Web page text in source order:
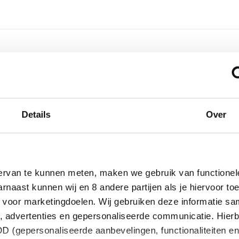
Details Over
te kunnen meten, maken we gebruik van
kunnen wij en 8 andere partijen als je hiervoor
marketingdoelen. Wij gebruiken deze informatie
en gepersonaliseerde communicatie.
(gepersonaliseerde aanbevelingen, functionaliteiten en
aangevuld met frisbittere geur en smaak van